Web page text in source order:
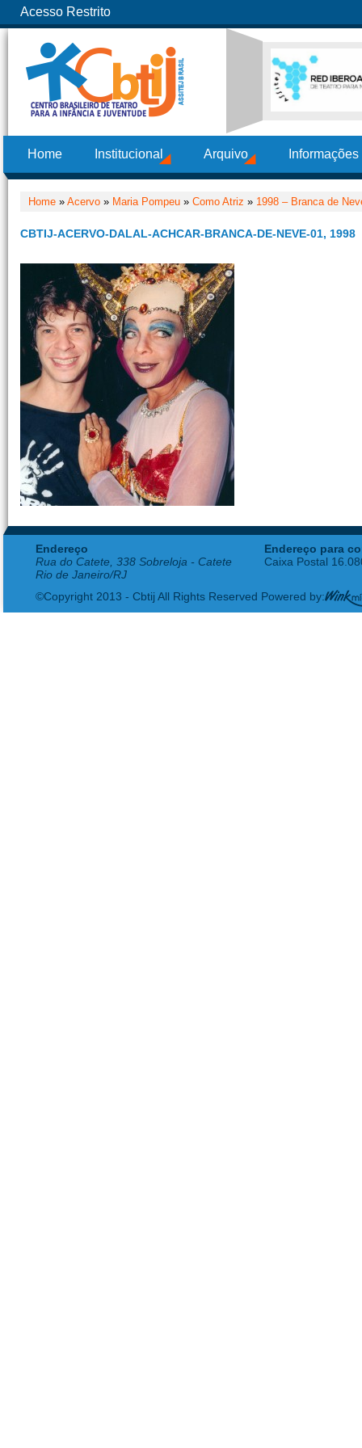
Acesso Restrito
Home Institucional Arquivo
Home » Acervo » Maria Pompeu » Como Atriz » 1998 – Branca de
CBTIJ-ACERVO-DALAL-ACHCAR-BRANCA-DE-NEVE-01, 1998
Endereço
Rua do Catete, 338 Sobreloja - Catete
Rio de Janeiro/RJ
Endereço para
Caixa Postal
©Copyright 2013 - Cbtij All Rights Reserved Powered by: